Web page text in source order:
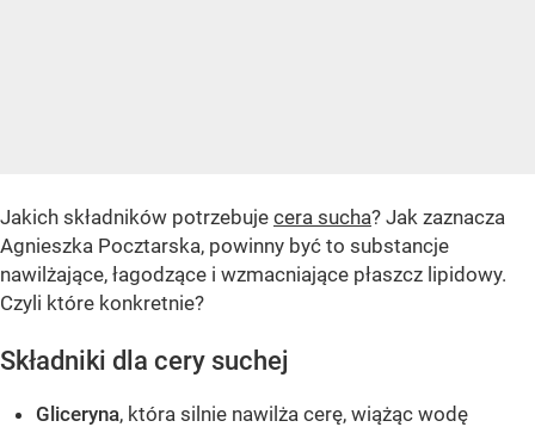
Jakich składników potrzebuje cera sucha? Jak zaznacza
Agnieszka Pocztarska, powinny być to substancje
nawilżające, łagodzące i wzmacniające płaszcz lipidowy.
Czyli które konkretnie?
Składniki dla cery suchej
Gliceryna, która silnie nawilża cerę, wiążąc wodę